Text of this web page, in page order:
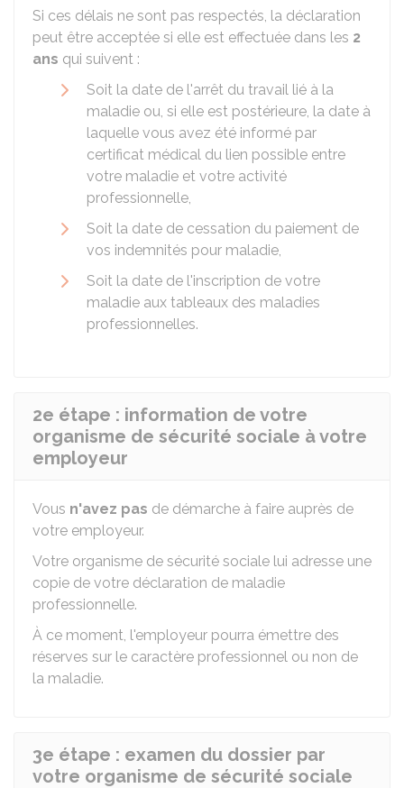
Si ces délais ne sont pas respectés, la déclaration
peut être acceptée si elle est effectuée dans les 2
ans qui suivent :
Soit la date de l'arrêt du travail lié à la
maladie ou, si elle est postérieure, la date à
laquelle vous avez été informé par
certificat médical du lien possible entre
votre maladie et votre activité
professionnelle,
Soit la date de cessation du paiement de
vos indemnités pour maladie,
Soit la date de l'inscription de votre
maladie aux tableaux des maladies
professionnelles.
2e étape : information de votre
organisme de sécurité sociale à votre
employeur
Vous n'avez pas de démarche à faire auprès de
votre employeur.
Votre organisme de sécurité sociale lui adresse une
copie de votre déclaration de maladie
professionnelle.
À ce moment, l'employeur pourra émettre des
réserves sur le caractère professionnel ou non de
la maladie.
3e étape : examen du dossier par
votre organisme de sécurité sociale